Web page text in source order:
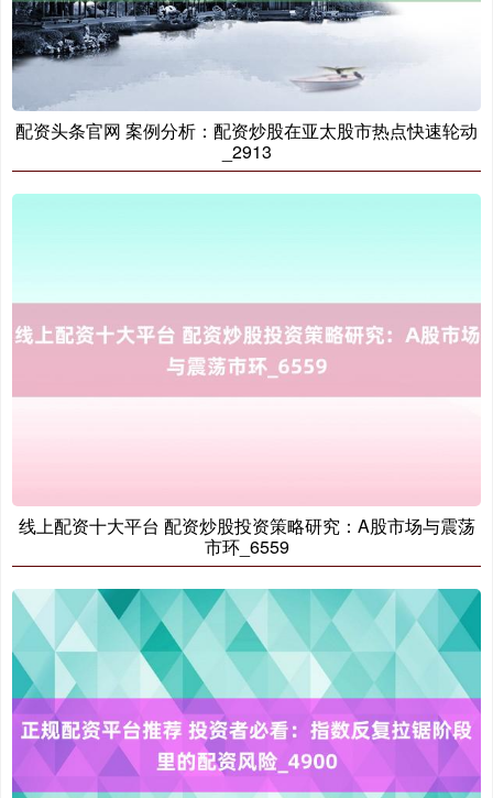
配资头条官网 案例分析：配资炒股在亚太股市热点快速轮动
_2913
线上配资十大平台 配资炒股投资策略研究：A股市场与震荡
市环_6559